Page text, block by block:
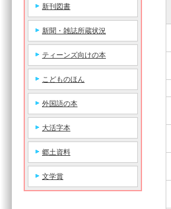
新刊図書
新聞・雑誌所蔵状況
ティーンズ向けの本
こどものほん
外国語の本
大活字本
郷土資料
文学賞